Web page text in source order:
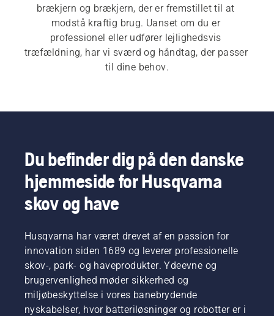
brækjern og brækjern, der er fremstillet til at
modstå kraftig brug. Uanset om du er
professionel eller udfører lejlighedsvis
træfældning, har vi sværd og håndtag, der passer
til dine behov.
Du befinder dig på den danske
hjemmeside for Husqvarna
skov og have
Husqvarna har været drevet af en passion for
innovation siden 1689 og leverer professionelle
skov-, park- og haveprodukter. Ydeevne og
brugervenlighed møder sikkerhed og
miljøbeskyttelse i vores banebrydende
nyskabelser, hvor batteriløsninger og robotter er i